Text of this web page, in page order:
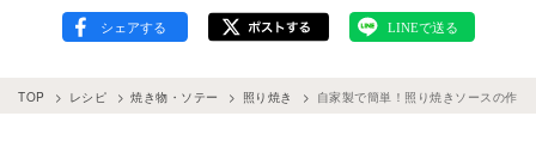
TOP レシピ 焼き物・ソテー 照り焼き 自家製で簡単！照り焼きソースの作